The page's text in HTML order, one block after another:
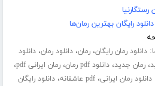
رستگارنیا
دانلود رایگان بهترین رمان‌ها
دانلود رمان رایگان،رمان،دانلود رمان،دانلود
،رمان جدید،دانلود pdf رمان ،رمان ایرانی pdf ،
دانلود رمان ایرانی،pdf عاشقانه ،دانلود رایگان